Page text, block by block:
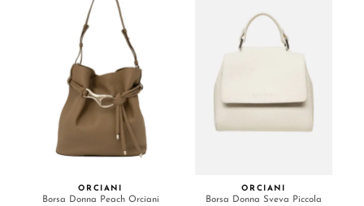
ORCIANI
Borsa Donna Peach Orciani
ORCIANI
Borsa Donna Sveva Piccola